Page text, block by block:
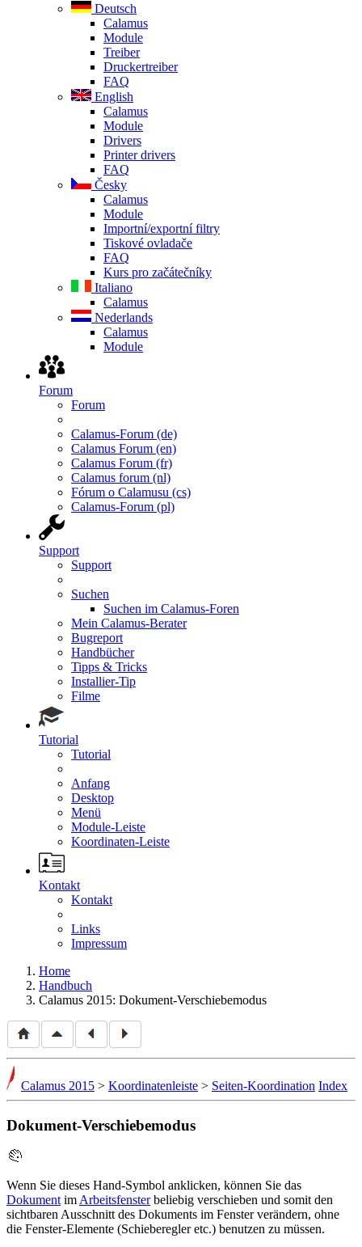
Deutsch
Calamus
Module
Treiber
Druckertreiber
FAQ
English
Calamus
Module
Drivers
Printer drivers
FAQ
Česky
Calamus
Module
Importní/exportní filtry
Tiskové ovladače
FAQ
Kurs pro začátečníky
Italiano
Calamus
Nederlands
Calamus
Module
Forum
Forum
Calamus-Forum (de)
Calamus Forum (en)
Calamus Forum (fr)
Calamus forum (nl)
Fórum o Calamusu (cs)
Calamus-Forum (pl)
Support
Support
Suchen
Suchen im Calamus-Foren
Mein Calamus-Berater
Bugreport
Handbücher
Tipps & Tricks
Installier-Tip
Filme
Tutorial
Tutorial
Anfang
Desktop
Menü
Module-Leiste
Koordinaten-Leiste
Kontakt
Kontakt
Links
Impressum
Home
Handbuch
Calamus 2015: Dokument-Verschiebemodus
Calamus 2015 > Koordinatenleiste > Seiten-Koordination Index
Dokument-Verschiebemodus
Wenn Sie dieses Hand-Symbol anklicken, können Sie das
DokumentimArbeitsfensterbeliebig verschieben und somit den
sichtbaren Ausschnitt des Dokuments im Fenster verändern, ohne
die Fenster-Elemente (Schieberegler etc.) benutzen zu müssen.